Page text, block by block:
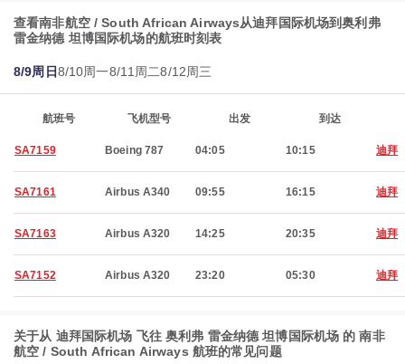
查看南非航空 / South African Airways从迪拜国际机场到奥利弗
雷金纳德 坦博国际机场的航班时刻表
8/9周日8/10周一8/11周二8/12周三
航班号 飞机型号 出发 到达
SA7159 Boeing 787 04:05 10:15 迪拜
SA7161 Airbus A340 09:55 16:15 迪拜
SA7163 Airbus A320 14:25 20:35 迪拜
SA7152 Airbus A320 23:20 05:30 迪拜
关于从 迪拜国际机场 飞往 奥利弗 雷金纳德 坦博国际机场 的 南非
航空 / South African Airways 航班的常见问题